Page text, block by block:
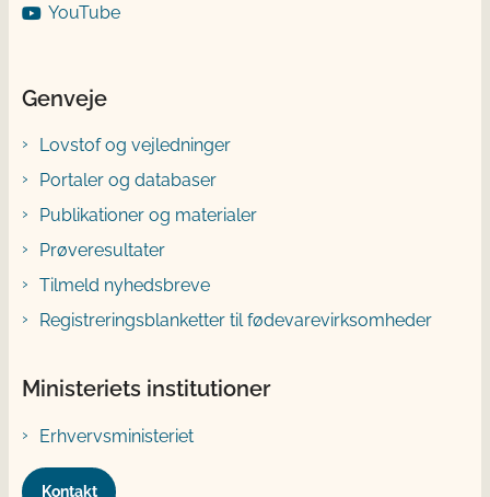
YouTube
Genveje
Lovstof og vejledninger
Portaler og databaser
Publikationer og materialer
Prøveresultater
Tilmeld nyhedsbreve
Registreringsblanketter til fødevarevirksomheder
Ministeriets institutioner
Erhvervsministeriet
Kontakt